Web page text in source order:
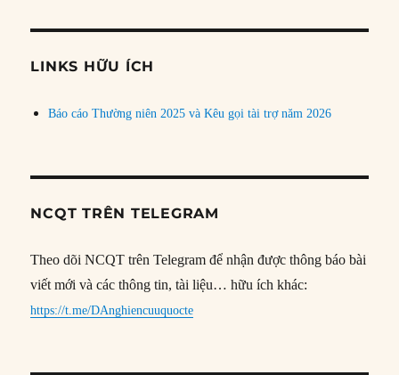
đề
LINKS HỮU ÍCH
Báo cáo Thường niên 2025 và Kêu gọi tài trợ năm 2026
NCQT TRÊN TELEGRAM
Theo dõi NCQT trên Telegram để nhận được thông báo bài
viết mới và các thông tin, tài liệu… hữu ích khác:
https://t.me/DAnghiencuuquocte